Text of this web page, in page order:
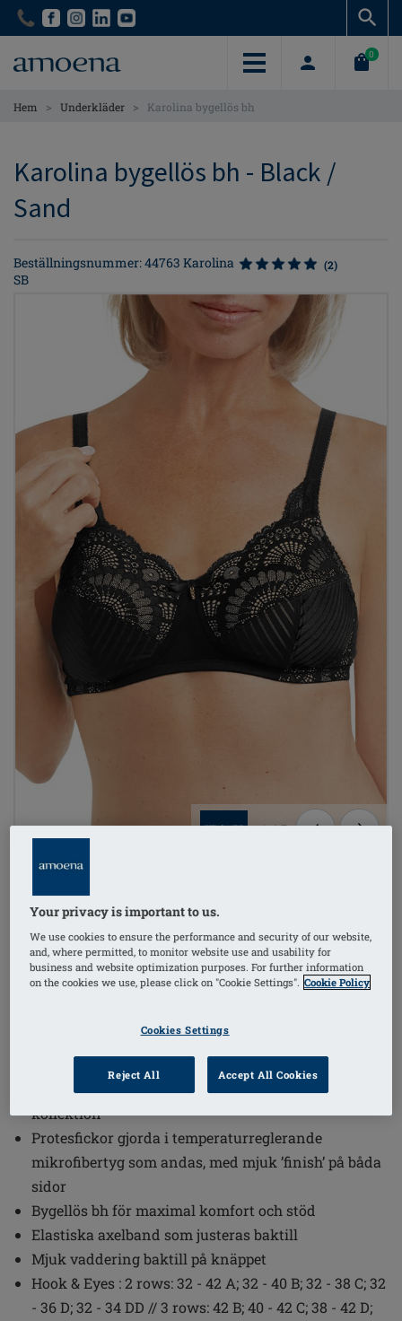
Skip
content
Skip
content
0
Hem > Underkläder > Karolina bygellös bh
Karolina bygellös bh - Black /
Sand
Beställningsnummer: 44763 Karolina
SB
(2)
1/5
PRIS SEK565.00
Önskar du beställa något? i
Fina spetsdetaljer för en lyxig look du kommer att
Senaste färguppdateringen för vår tidlösa Karolina
kollektion
Protesfickor gjorda i temperaturreglerande
mikrofibertyg som andas, med mjuk ’finish’ på båda
sidor
Bygellös bh för maximal komfort och stöd
Elastiska axelband som justeras baktill
Mjuk vaddering baktill på knäppet
Hook & Eyes : 2 rows: 32 - 42 A; 32 - 40 B; 32 - 38 C; 32
- 36 D; 32 - 34 DD // 3 rows: 42 B; 40 - 42 C; 38 - 42 D;
Your privacy is important to us.
We use cookies to ensure the performance and security of our website,
and, where permitted, to monitor website use and usability for
business and website optimization purposes. For further information
on the cookies we use, please click on "Cookie Settings". Cookie Policy
Cookies Settings
Reject All Accept All Cookies